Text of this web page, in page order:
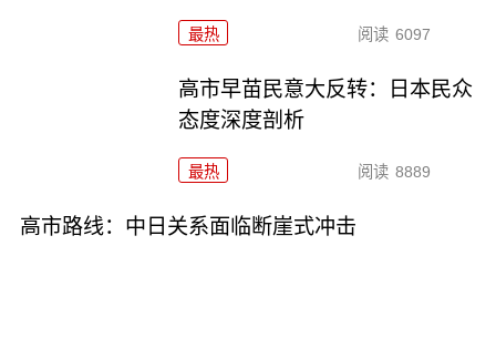
最热 阅读 6097
高市早苗民意大反转：日本民众
态度深度剖析
最热 阅读 8889
高市路线：中日关系面临断崖式冲击